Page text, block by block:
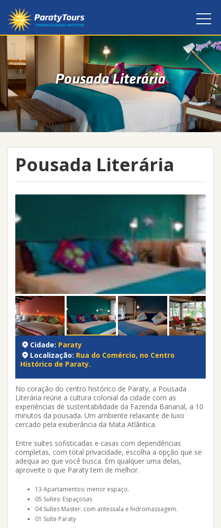
Pousada Literária
Pousada Literária
Cidade: Paraty
Localização: Rua do Comércio, no Centro
Histórico de Paraty.
No coração do centro histórico de Paraty, a Pousada
Literária reúne a cultura colonial da cidade com as
experiências de sustentabilidade da Fazenda Bananal, a 10
minutos da pousada. Um ambiente relaxante de luxo
cercado pela exuberância da Mata Atlântica.
Entre suítes sofisticadas e casas com dependências
completas, com total privacidade, escolha a opção que se
adequa ao que você busca. Em qualquer uma delas,
aproveite o que Paraty tem de melhor.
13 Apartamentos: menor espaço.
05 Suítes: Espaçosas
04 Suítes Master: com antessala e hidromassagem.
01 Suíte Paraty